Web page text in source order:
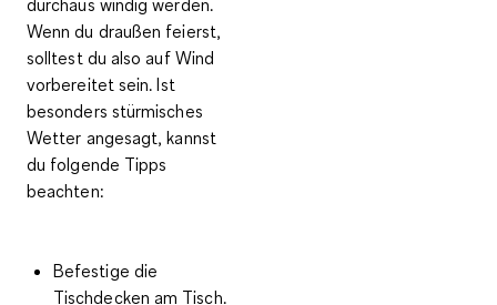
Wenn du draußen feierst,
solltest du also auf Wind
vorbereitet sein. Ist
besonders stürmisches
Wetter angesagt, kannst
du folgende Tipps
beachten:
Befestige die
Tischdecken am Tisch.